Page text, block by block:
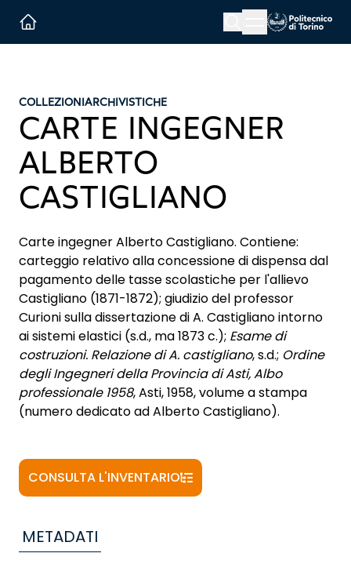
Menu button
COLLEZIONIARCHIVISTICHE
CARTE INGEGNER
ALBERTO
CASTIGLIANO
Carte ingegner Alberto Castigliano. Contiene:
carteggio relativo alla concessione di dispensa dal
pagamento delle tasse scolastiche per l'allievo
Castigliano (1871-1872); giudizio del professor
Curioni sulla dissertazione di A. Castigliano intorno
ai sistemi elastici (s.d., ma 1873 c.); Esame di
costruzioni. Relazione di A. castigliano, s.d.; Ordine
degli Ingegneri della Provincia di Asti, Albo
professionale 1958, Asti, 1958, volume a stampa
(numero dedicato ad Alberto Castigliano).
CONSULTA L'INVENTARIO
METADATI